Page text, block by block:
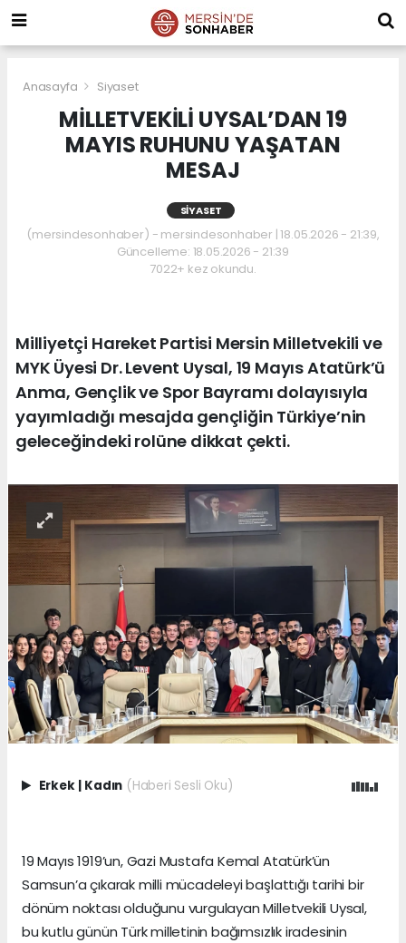
Anasayfa Siyaset
MİLLETVEKİLİ UYSAL’DAN 19
MAYIS RUHUNU YAŞATAN
MESAJ
SIYASET
(mersindesonhaber) - mersindesonhaber | 18.05.2026 - 21:39,
Güncelleme: 18.05.2026 - 21:39
7022+ kez okundu.
Milliyetçi Hareket Partisi Mersin Milletvekili ve
MYK Üyesi Dr. Levent Uysal, 19 Mayıs Atatürk’ü
Anma, Gençlik ve Spor Bayramı dolayısıyla
yayımladığı mesajda gençliğin Türkiye’nin
geleceğindeki rolüne dikkat çekti.
Erkek | Kadın (Haberi Sesli Oku)
19 Mayıs 1919’un, Gazi Mustafa Kemal Atatürk’ün
Samsun’a çıkarak milli mücadeleyi başlattığı tarihi bir
dönüm noktası olduğunu vurgulayan Milletvekili Uysal,
bu kutlu günün Türk milletinin bağımsızlık iradesinin